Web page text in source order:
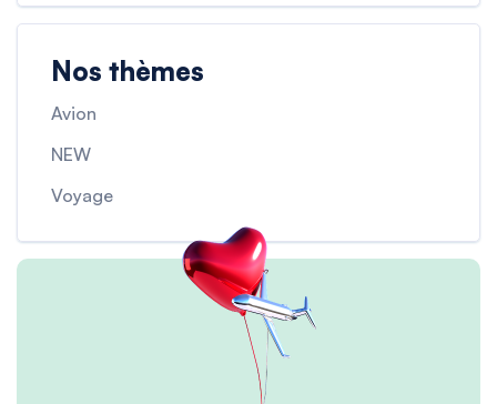
Nos thèmes
Avion
NEW
Voyage